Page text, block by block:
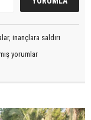
inançlara saldırı
yorumlar